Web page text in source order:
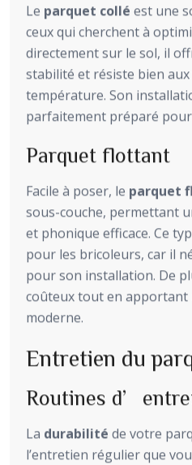
Le parquet collé est une
ceux qui cherchent à
directement sur le sol, il
stabilité et résiste bien
température. Son
parfaitement préparé
Parquet flottant
Facile à poser, le parquet
sous-couche, permettant
et phonique efficace. Ce
pour les bricoleurs, car il
pour son installation. De
coûteux tout en apportant
moderne.
Entretien du
Routines
La durabilité de votre
l’entretien régulier que